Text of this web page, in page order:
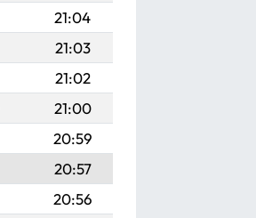
21:04
21:03
21:02
21:00
20:59
20:57
20:56